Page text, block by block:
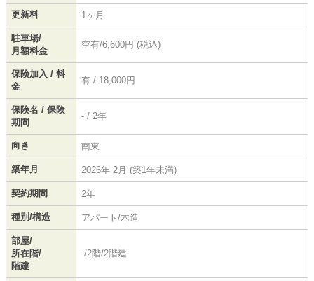
更新料 1ヶ月
駐車場/
月額料金
空有/6,600円 (税込)
保険加入 / 料
金
有 / 18,000円
保険名 / 保険
期間
- / 2年
向き 南東
築年月 2026年 2月 (築1年未満)
契約期間 2年
種別/構造 アパート/木造
部屋/
所在階/
階建
-/2階/2階建